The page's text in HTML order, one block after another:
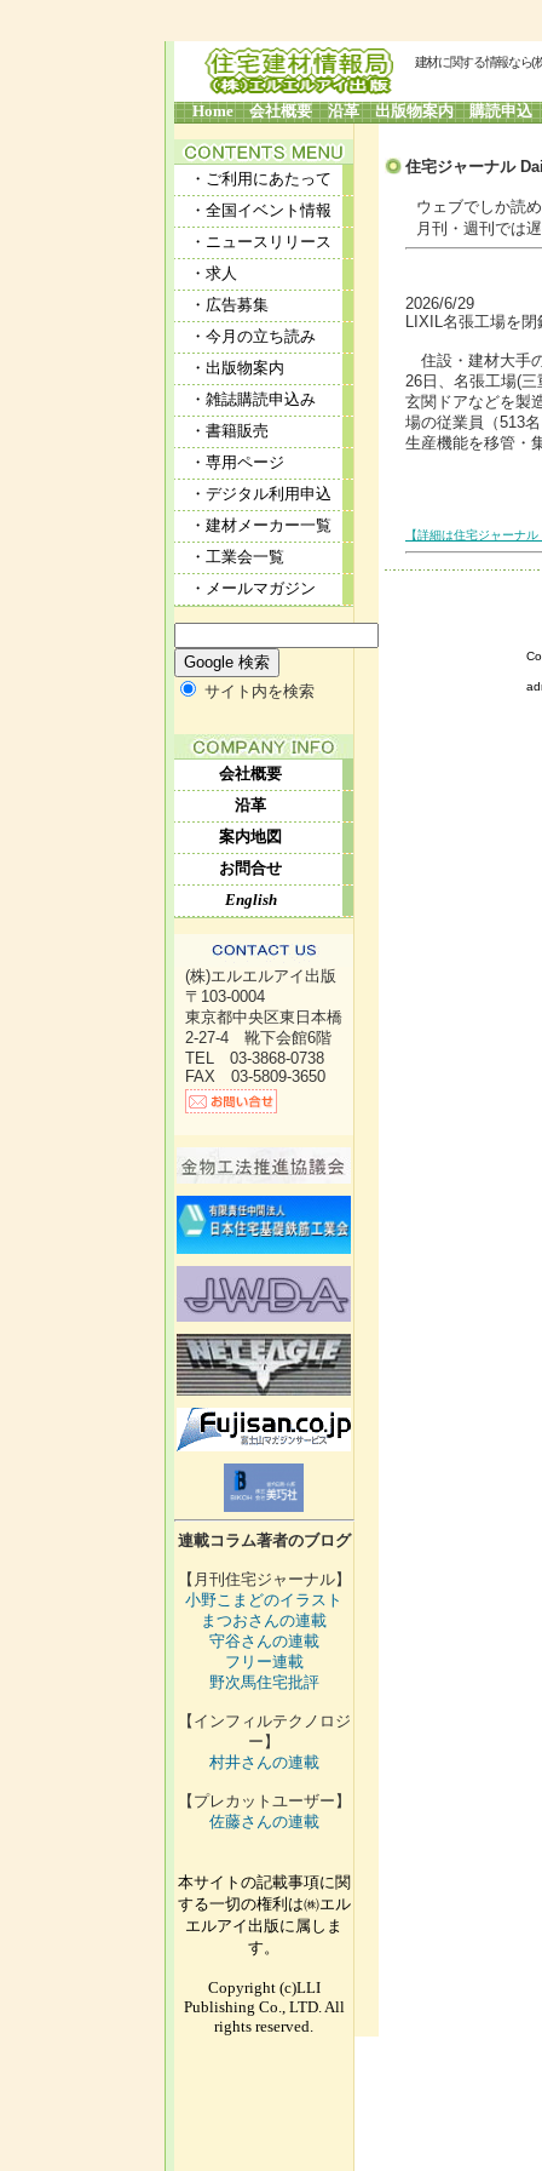
建材に関する情報なら(
Home 会社概要 沿革 出版物案内 購読申込
・ご利用にあたって
・全国イベント情報
・ニュースリリース
・求人
・広告募集
・今月の立ち読み
・出版物案内
・雑誌購読申込み
・書籍販売
・専用ページ
・デジタル利用申込
・建材メーカー一覧
・工業会一覧
・メールマガジン
サイト内を検索
会社概要
沿革
案内地図
お問合せ
English
(株)エルエルアイ出版
〒103-0004
東京都中央区東日本橋
2-27-4 靴下会館6階
TEL 03-3868-0738
FAX 03-5809-3650
連載コラム著者のブログ
【月刊住宅ジャーナル】
小野こまどのイラスト
まつおさんの連載
守谷さんの連載
フリー連載
野次馬住宅批評
【インフィルテクノロジ
ー】
村井さんの連載
【プレカットユーザー】
佐藤さんの連載
本サイトの記載事項に関
する一切の権利は㈱エル
エルアイ出版に属しま
す。
Copyright (c)LLI
Publishing Co., LTD. All
rights reserved.
住宅ジャーナル
ウェブでしか読め
月刊・週刊では遅
2026/6/29
LIXIL名張工場を
住設・建材大手
26日、名張工場(
玄関ドアなどを製
場の従業員（513
生産機能を移管・
【詳細は住宅ジャーナ